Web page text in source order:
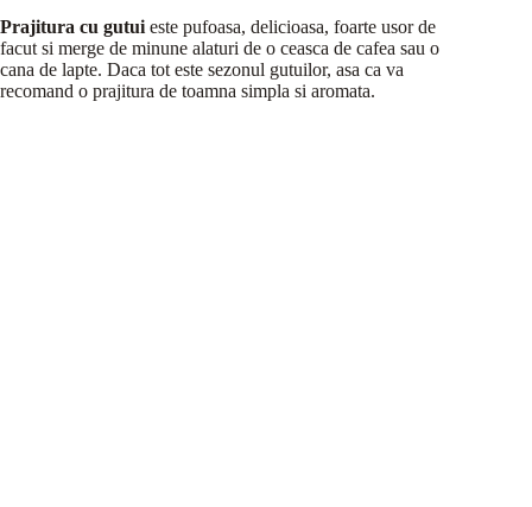
Prajitura cu gutui este pufoasa, delicioasa, foarte usor de
facut si merge de minune alaturi de o ceasca de cafea sau o
cana de lapte. Daca tot este sezonul gutuilor, asa ca va
recomand o prajitura de toamna simpla si aromata.